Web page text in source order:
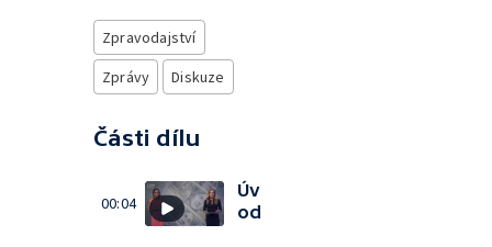
Zpravodajství
Zprávy
Diskuze
Části dílu
00:04
Úv
od